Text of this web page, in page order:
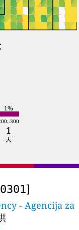
1%
1
天
]
- Agencija za